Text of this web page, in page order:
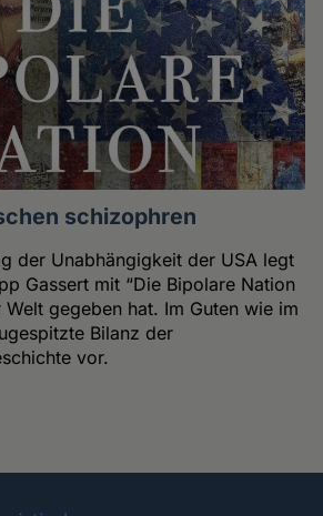
schizophren
der Unabhängigkeit der USA legt
Gassert mit “Die Bipolare Nation
gegeben hat. Im Guten wie im
Bilanz der
vor.